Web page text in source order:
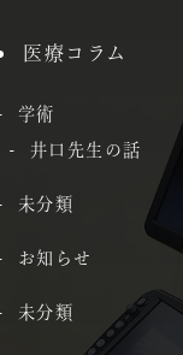
医療コラム
学術
井口先生の話
未分類
お知らせ
未分類